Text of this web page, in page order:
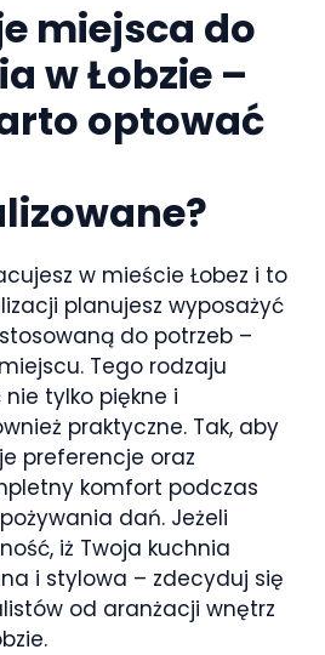
miejsca do
w Łobzie –
optować
w mieście Łobez i to
planujesz wyposażyć
do potrzeb –
Tego rodzaju
tylko piękne i
praktyczne. Tak, aby
preferencje oraz
komfort podczas
dań. Jeżeli
iż Twoja kuchnia
i stylowa – zdecyduj się
od aranżacji wnętrz